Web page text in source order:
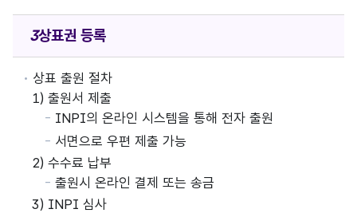
상표권 등록
상표 출원 절차
1) 출원서 제출
INPI의 온라인 시스템을 통해 전자 출원
서면으로 우편 제출 가능
2) 수수료 납부
출원시 온라인 결제 또는 송금
3) INPI 심사